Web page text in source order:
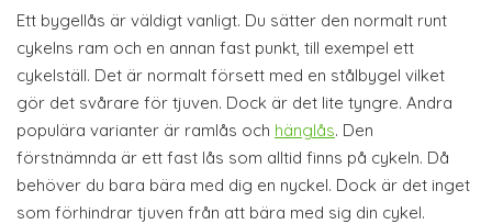
Ett bygellås är väldigt vanligt. Du sätter den normalt runt
cykelns ram och en annan fast punkt, till exempel ett
cykelställ. Det är normalt försett med en stålbygel vilket
gör det svårare för tjuven. Dock är det lite tyngre. Andra
populära varianter är ramlås och hänglås. Den
förstnämnda är ett fast lås som alltid finns på cykeln. Då
behöver du bara bära med dig en nyckel. Dock är det inget
som förhindrar tjuven från att bära med sig din cykel.